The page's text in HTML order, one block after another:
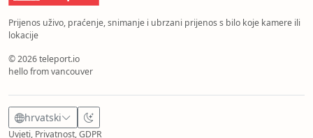
Prijenos uživo, praćenje, snimanje i ubrzani prijenos s bilo koje kamere ili
lokacije
© 2026 teleport.io
hello from vancouver
hrvatski
Uvjeti, Privatnost, GDPR